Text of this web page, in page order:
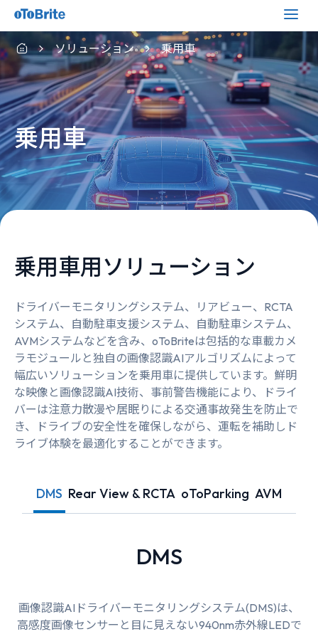
ソリューション 乗用車
乗用車
乗用車用ソリューション
ドライバーモニタリングシステム、リアビュー、RCTA
システム、自動駐車支援システム、自動駐車システム、
AVMシステムなどを含み、oToBriteは包括的な車載カメ
ラモジュールと独自の画像認識AIアルゴリズムによって
幅広いソリューションを乗用車に提供しています。鮮明
な映像と画像認識AI技術、事前警告機能により、ドライ
バーは注意力散漫や居眠りによる交通事故発生を防止で
き、ドライブの安全性を確保しながら、運転を補助しド
ライブ体験を最適化することができます。
DMS Rear View & RCTA oToParking AVM
DMS
画像認識AIドライバーモニタリングシステム(DMS)は、
高感度画像センサーと目に見えない940nm赤外線LEDで